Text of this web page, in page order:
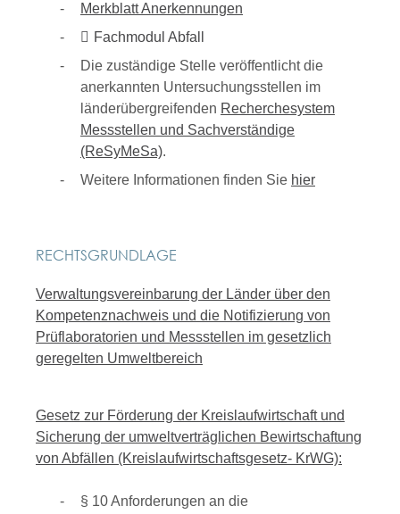
Merkblatt Anerkennungen
Fachmodul Abfall
Die zuständige Stelle veröffentlicht die
anerkannten Untersuchungsstellen im
länderübergreifenden Recherchesystem
Messstellen und Sachverständige
(ReSyMeSa).
Weitere Informationen finden Sie hier
RECHTSGRUNDLAGE
Verwaltungsvereinbarung der Länder über den
Kompetenznachweis und die Notifizierung von
Prüflaboratorien und Messstellen im gesetzlich
geregelten Umweltbereich
Gesetz zur Förderung der Kreislaufwirtschaft und
Sicherung der umweltverträglichen Bewirtschaftung
von Abfällen (Kreislaufwirtschaftsgesetz- KrWG):
§ 10 Anforderungen an die